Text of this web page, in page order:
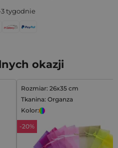
tygodnie
okazji
Rozmiar: 26x35 cm
Tkanina: Organza
Kolor:
-20%